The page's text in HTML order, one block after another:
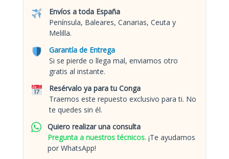
Envíos a toda España
Península, Baleares, Canarias, Ceuta y
Melilla.
Garantía de Entrega
Si se pierde o llega mal, enviamos otro
gratis al instante.
Resérvalo ya para tu Conga
Traemos este repuesto exclusivo para ti. No
te quedes sin él.
Quiero realizar una consulta
Pregunta a nuestros técnicos. ¡Te ayudamos
por WhatsApp!